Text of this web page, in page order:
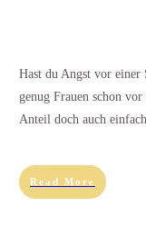
Hast du Angst vor
genug Frauen schon
Anteil doch auch
Read More